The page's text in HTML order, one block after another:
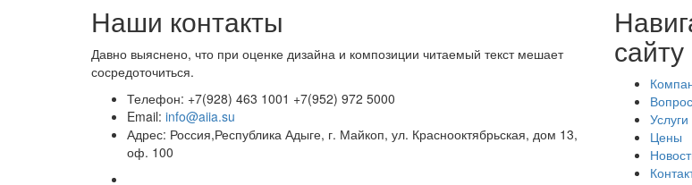
Наши контакты
Давно выяснено, что при оценке дизайна и композиции читаемый текст мешает
сосредоточиться.
Телефон: +7(928) 463 1001 +7(952) 972 5000
Email: info@aiia.su
Адрес: Россия,Республика Адыге, г. Майкоп, ул. Краснооктябрьская, дом 13,
оф. 100
сайту
Услуги
Цены